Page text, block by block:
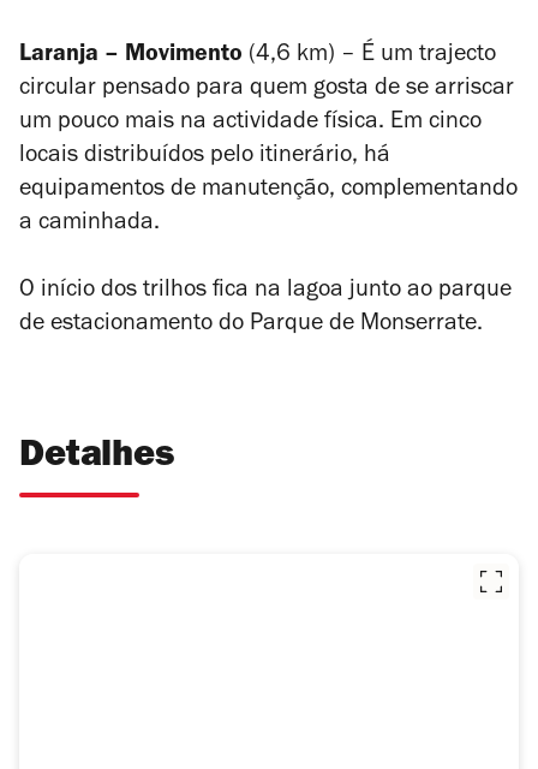
Laranja – Movimento (4,6 km) – É um trajecto
circular pensado para quem gosta de se arriscar
um pouco mais na actividade física. Em cinco
locais distribuídos pelo itinerário, há
equipamentos de manutenção, complementando
a caminhada.
O início dos trilhos fica na lagoa junto ao parque
de estacionamento do Parque de Monserrate.
Detalhes